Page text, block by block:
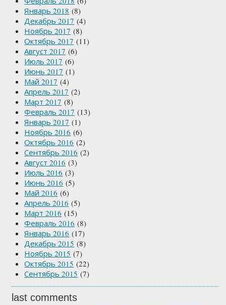
Январь 2018 (8)
Декабрь 2017 (4)
Ноябрь 2017 (8)
Октябрь 2017 (11)
Август 2017 (6)
Июль 2017 (6)
Июнь 2017 (1)
Май 2017 (4)
Апрель 2017 (2)
Март 2017 (8)
Февраль 2017 (13)
Январь 2017 (1)
Ноябрь 2016 (6)
Октябрь 2016 (2)
Сентябрь 2016 (2)
Август 2016 (3)
Июль 2016 (3)
Июнь 2016 (5)
Май 2016 (6)
Апрель 2016 (5)
Март 2016 (15)
Февраль 2016 (8)
Январь 2016 (17)
Декабрь 2015 (8)
Ноябрь 2015 (7)
Октябрь 2015 (22)
Сентябрь 2015 (7)
last comments